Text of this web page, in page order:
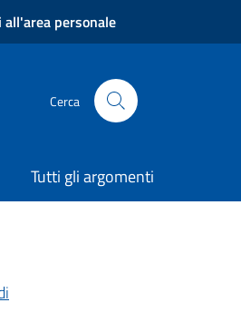
all'area personale
Cerca
Tutti gli argomenti